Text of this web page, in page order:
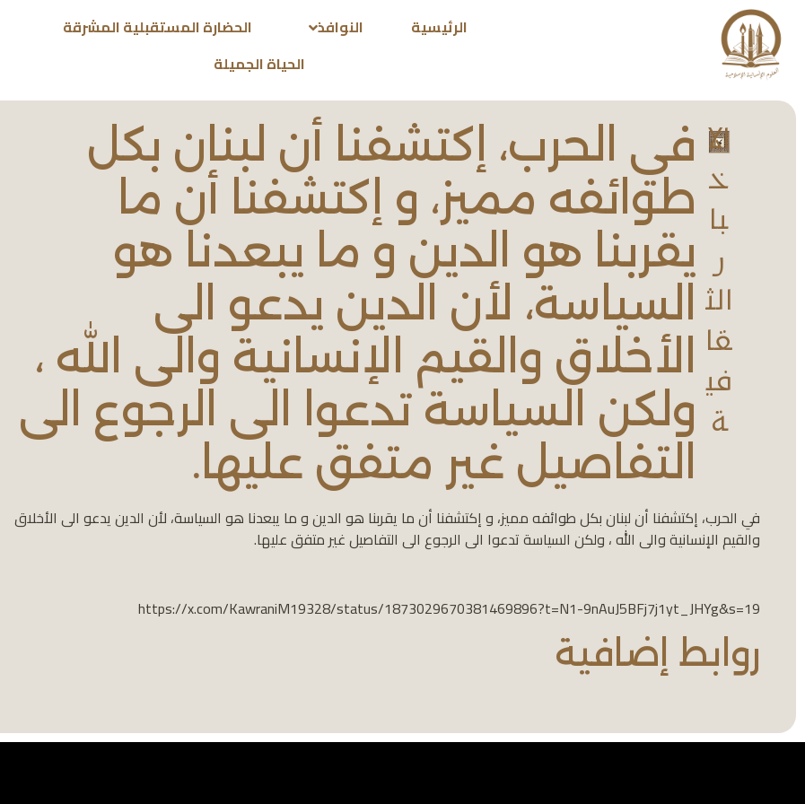
الرئيسية النوافذ
الحضارة المستقبلية المشرقة
الحياة الجميلة
الا
خ
با
ر
الث
قا
في
ة
‏في الحرب، إكتشفنا أن لبنان بكل
طوائفه مميز، و إكتشفنا أن ما
يقربنا هو الدين و ما يبعدنا هو
السياسة، لأن الدين يدعو الى
الأخلاق والقيم الإنسانية والى الله ،
ولكن السياسة تدعوا الى الرجوع الى
التفاصيل غير متفق عليها.
‏في الحرب، إكتشفنا أن لبنان بكل طوائفه مميز، و إكتشفنا أن ما يقربنا هو الدين و ما يبعدنا هو السياسة، لأن الدين يدعو الى الأخلاق
والقيم الإنسانية والى الله ، ولكن السياسة تدعوا الى الرجوع الى التفاصيل غير متفق عليها.
https://x.com/KawraniM19328/status/1873029670381469896?t=N1-9nAuJ5BFj7j1yt_JHYg&s=19
روابط إضافية